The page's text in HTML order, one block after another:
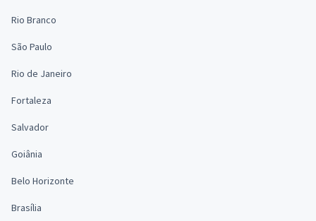
Rio Branco
São Paulo
Rio de Janeiro
Fortaleza
Salvador
Goiânia
Belo Horizonte
Brasília